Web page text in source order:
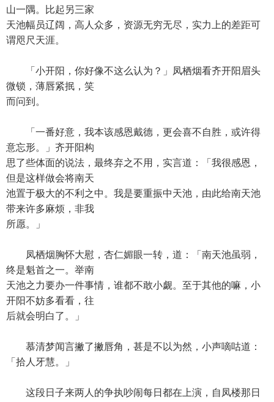
山一隅。比起另三家
天池幅员辽阔，高人众多，资源无穷无尽，实力上的差距可
谓咫尺天涯。
「小开阳，你好像不这么认为？」凤栖烟看齐开阳眉头
微锁，薄唇紧抿，笑
而问到。
「一番好意，我本该感恩戴德，更会喜不自胜，或许得
意忘形。」齐开阳构
思了些体面的说法，最终弃之不用，实言道：「我很感恩，
但是这样做会将南天
池置于极大的不利之中。我是要重振中天池，由此给南天池
带来许多麻烦，非我
所愿。」
凤栖烟胸怀大慰，杏仁媚眼一转，道：「南天池虽弱，
终是魁首之一。举南
天池之力要办一件事情，谁都不敢小觑。至于其他的嘛，小
开阳不妨多看看，往
后就会明白了。」
慕清梦闻言撇了撇唇角，甚是不以为然，小声嘀咕道：
「拾人牙慧。」
这段日子来两人的争执吵闹每日都在上演，自凤楼那日